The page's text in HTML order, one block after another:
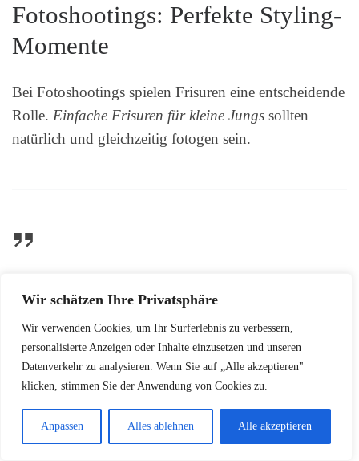
Wir schätzen Ihre Privatsphäre
Wir verwenden Cookies, um Ihr Surferlebnis zu verbessern,
personalisierte Anzeigen oder Inhalte einzusetzen und unseren
Datenverkehr zu analysieren. Wenn Sie auf „Alle akzeptieren"
klicken, stimmen Sie der Anwendung von Cookies zu.
Anpassen Alles ablehnen Alle akzeptieren
Fotoshootings: Perfekte Styling-
Momente
Bei Fotoshootings spielen Frisuren eine entscheidende
Rolle. Einfache Frisuren für kleine Jungs sollten
natürlich und gleichzeitig fotogen sein.
Persönlichkeit des Kindes“
Kindergartenveranstaltungen: